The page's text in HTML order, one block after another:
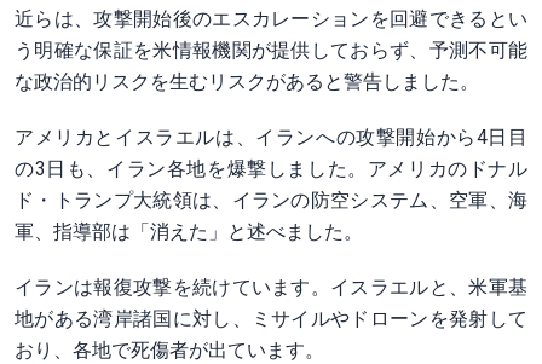
近らは、攻撃開始後のエスカレーションを回避できるとい
う明確な保証を米情報機関が提供しておらず、予測不可能
な政治的リスクを生むリスクがあると警告しました。
アメリカとイスラエルは、イランへの攻撃開始から4日目
の3日も、イラン各地を爆撃しました。アメリカのドナル
ド・トランプ大統領は、イランの防空システム、空軍、海
軍、指導部は「消えた」と述べました。
イランは報復攻撃を続けています。イスラエルと、米軍基
地がある湾岸諸国に対し、ミサイルやドローンを発射して
おり、各地で死傷者が出ています。